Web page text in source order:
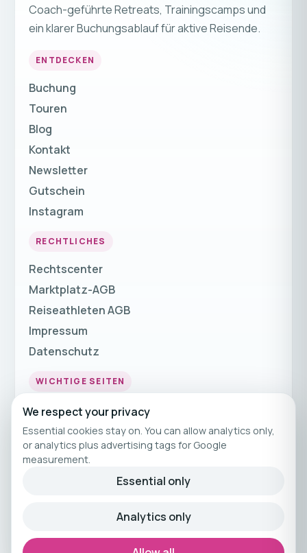
Coach-geführte Retreats, Trainingscamps und
ein klarer Buchungsablauf für aktive Reisende.
ENTDECKEN
Buchung
Touren
Blog
Kontakt
Newsletter
Gutschein
Instagram
RECHTLICHES
Rechtscenter
Marktplatz-AGB
Reiseathleten AGB
Impressum
Datenschutz
WICHTIGE SEITEN
Fitnessurlaub
Fitness Urlaub
Fitnessreisen
© 2026 Reiseathleten
Kuratiertes Fitnessreisen-Angebot von
Reiseathleten.
We respect your privacy
Essential cookies stay on. You can allow analytics only,
or analytics plus advertising tags for Google
measurement.
Essential only
Analytics only